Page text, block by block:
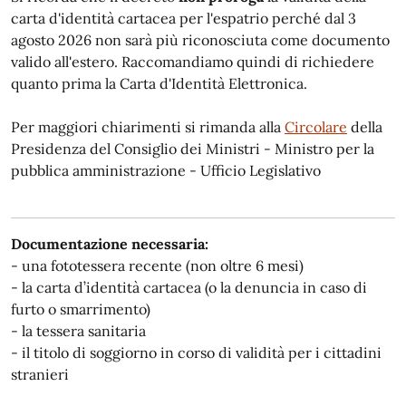
carta d'identità cartacea per l'espatrio perché dal 3
agosto 2026 non sarà più riconosciuta come documento
valido all'estero. Raccomandiamo quindi di richiedere
quanto prima la Carta d'Identità Elettronica.
Per maggiori chiarimenti si rimanda alla Circolare della
Presidenza del Consiglio dei Ministri - Ministro per la
pubblica amministrazione - Ufficio Legislativo
Documentazione necessaria:
- una fototessera recente (non oltre 6 mesi)
- la carta d’identità cartacea (o la denuncia in caso di
furto o smarrimento)
- la tessera sanitaria
- il titolo di soggiorno in corso di validità per i cittadini
stranieri